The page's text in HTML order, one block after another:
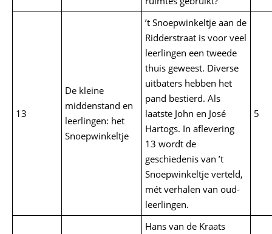
13
De kleine
middenstand en
leerlingen: het
Snoepwinkeltje
’t Snoepwinkeltje aan de
Ridderstraat is voor veel
leerlingen een tweede
thuis geweest. Diverse
uitbaters hebben het
pand bestierd. Als
laatste John en José
Hartogs. In aflevering
13 wordt de
geschiedenis van ’t
Snoepwinkeltje verteld,
mét verhalen van oud-
leerlingen.
5
Hans van de Kraats